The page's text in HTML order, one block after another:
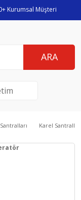
Kurumsal Müşteri
ARA
Karel Santrallar